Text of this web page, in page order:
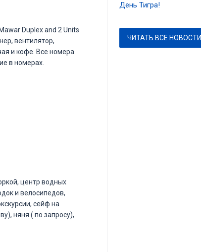
Duplex and 2 Units
вентилятор,
и кофе. Все номера
в номерах.
центр водных
и велосипедов,
сейф на
няня ( по запросу),
День Тигра!
ЧИТАТЬ ВСЕ НОВОСТИ